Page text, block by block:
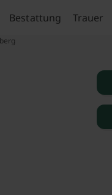
Bestattung Trauer